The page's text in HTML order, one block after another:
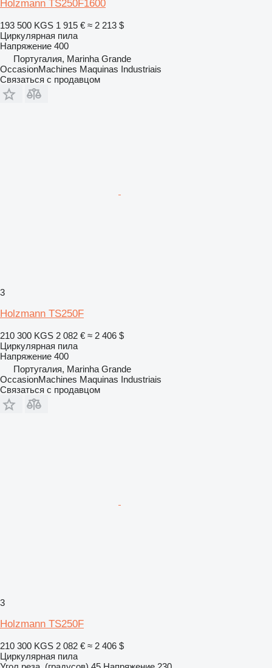
Holzmann TS250F1600
193 500 KGS 1 915 € ≈ 2 213 $
Циркулярная пила
Напряжение 400
Португалия, Marinha Grande
OccasionMachines Maquinas Industriais
Связаться с продавцом
3
Holzmann TS250F
210 300 KGS 2 082 € ≈ 2 406 $
Циркулярная пила
Напряжение 400
Португалия, Marinha Grande
OccasionMachines Maquinas Industriais
Связаться с продавцом
3
Holzmann TS250F
210 300 KGS 2 082 € ≈ 2 406 $
Циркулярная пила